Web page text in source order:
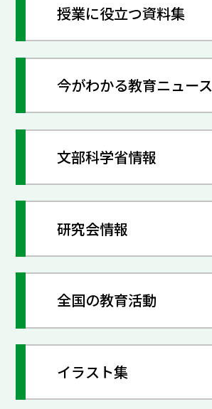
授業に役立つ資料集
今がわかる教育ニュース
文部科学省情報
研究会情報
全国の教育活動
イラスト集